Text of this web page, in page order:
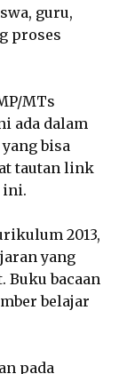
guru,
proses
MTs
ada dalam
bisa
tautan link
ini.
2013,
yang
Buku bacaan
belajar
pada